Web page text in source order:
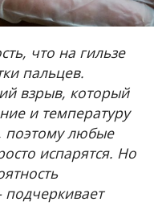
что на гильзе
пальцев.
взрыв, который
и температуру
поэтому любые
испарятся. Но
подчеркивает